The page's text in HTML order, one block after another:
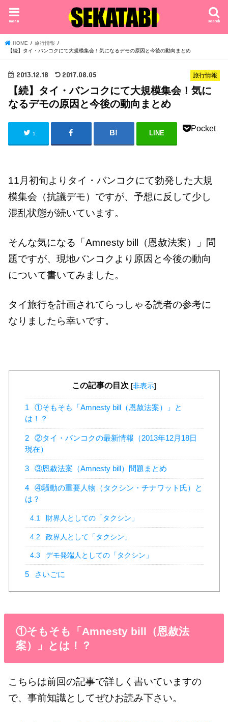
search
menu
HOME
旅行情報
【続】タイ・バンコクにて大規模集会！気になるデモの原因と今後の動向まとめ
旅行情報
2013.12.18 2017.08.05
【続】タイ・バンコクにて大規模集会！気に
なるデモの原因と今後の動向まとめ
1 LINE
Pocket
11月初旬よりタイ・バンコクにて勃発した大規
模集会（抗議デモ）ですが、予想に反して少し
混乱状態が続いています。
そんな気になる「Amnesty bill（恩赦法案）」問
題ですが、現地バンコクより原因と今後の動向
について書いてみました。
タイ旅行を計画されてらっしゃる読者の参考に
なりましたら幸いです。
この記事の目次 [非表示]
1
①そもそも「Amnesty bill（恩赦法案）」と
は！？
2
②タイ・バンコクの最新情報（2013年12月18日
現在）
3 ③恩赦法案（Amnesty bill）問題まとめ
4
④騒動の重要人物（タクシン・チナワット氏）と
は？
4.1 財界人としての「タクシン」
4.2 政界人として「タクシン」
4.3 デモ発端人としての「タクシン」
5 さいごに
①そもそも「Amnesty bill（恩赦法
案）」とは！？
こちらは前回の記事で詳しく書いていますの
で、事前知識としてぜひお読み下さい。